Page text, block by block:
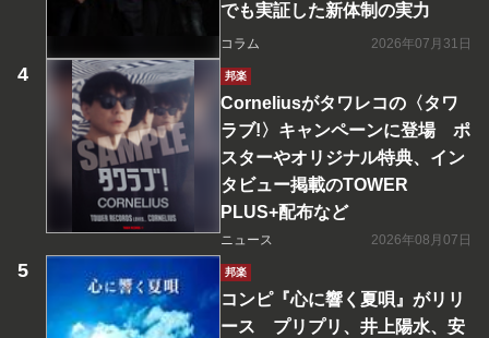
でも実証した新体制の実力
コラム 2026年07月31日
邦楽
Corneliusがタワレコの〈タワ
ラブ!〉キャンペーンに登場 ポ
スターやオリジナル特典、イン
タビュー掲載のTOWER
PLUS+配布など
ニュース 2026年08月07日
邦楽
コンピ『心に響く夏唄』がリリ
ース プリプリ、井上陽水、安